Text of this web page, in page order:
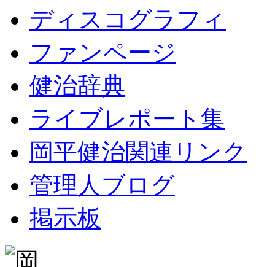
ディスコグラフィ
ファンページ
健治辞典
ライブレポート集
岡平健治関連リンク
管理人ブログ
掲示板